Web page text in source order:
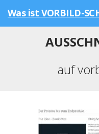
Was ist VORBILD-
auf